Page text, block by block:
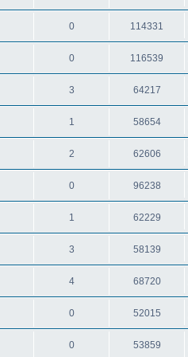
0 114331
0 116539
3 64217
1 58654
2 62606
0 96238
1 62229
3 58139
4 68720
0 52015
0 53859